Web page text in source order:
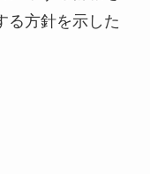
る方針を示した